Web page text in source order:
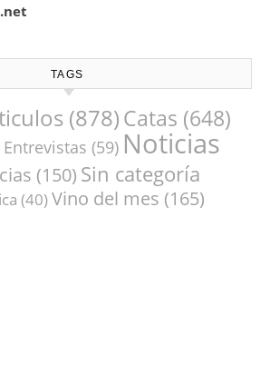
TAGS
(878)Catas (648)
Entrevistas (59) Noticias
(150) Sin categoría
(40)Vino del mes (165)